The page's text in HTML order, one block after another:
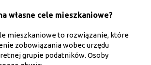
własne cele mieszkaniowe?
mieszkaniowe to rozwiązanie, które
zobowiązania wobec urzędu
grupie podatników. Osoby